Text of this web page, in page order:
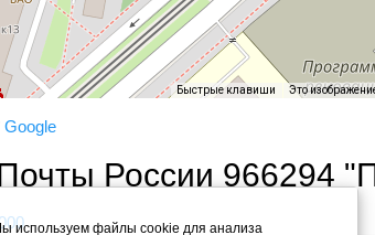
Быстрые клавиши Это
Google
России 966294
используем файлы cookie для анализа